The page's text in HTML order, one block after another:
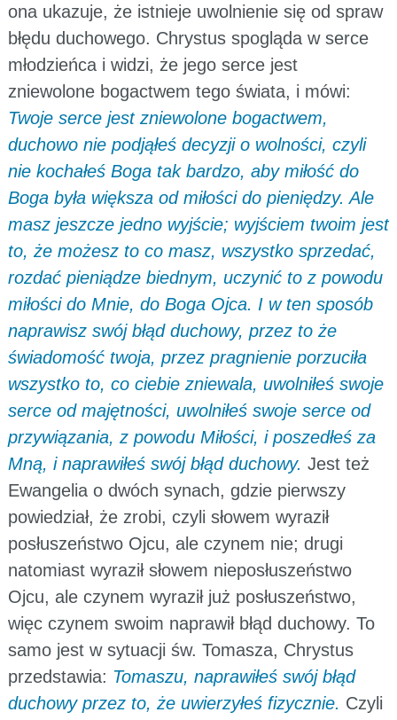
ona ukazuje, że istnieje uwolnienie się od spraw
błędu duchowego. Chrystus spogląda w serce
młodzieńca i widzi, że jego serce jest
zniewolone bogactwem tego świata, i mówi:
Twoje serce jest zniewolone bogactwem,
duchowo nie podjąłeś decyzji o wolności, czyli
nie kochałeś Boga tak bardzo, aby miłość do
Boga była większa od miłości do pieniędzy. Ale
masz jeszcze jedno wyjście; wyjściem twoim jest
to, że możesz to co masz, wszystko sprzedać,
rozdać pieniądze biednym, uczynić to z powodu
miłości do Mnie, do Boga Ojca. I w ten sposób
naprawisz swój błąd duchowy, przez to że
świadomość twoja, przez pragnienie porzuciła
wszystko to, co ciebie zniewala, uwolniłeś swoje
serce od majętności, uwolniłeś swoje serce od
przywiązania, z powodu Miłości, i poszedłeś za
Mną, i naprawiłeś swój błąd duchowy. Jest też
Ewangelia o dwóch synach, gdzie pierwszy
powiedział, że zrobi, czyli słowem wyraził
posłuszeństwo Ojcu, ale czynem nie; drugi
natomiast wyraził słowem nieposłuszeństwo
Ojcu, ale czynem wyraził już posłuszeństwo,
więc czynem swoim naprawił błąd duchowy. To
samo jest w sytuacji św. Tomasza, Chrystus
przedstawia: Tomaszu, naprawiłeś swój błąd
duchowy przez to, że uwierzyłeś fizycznie. Czyli